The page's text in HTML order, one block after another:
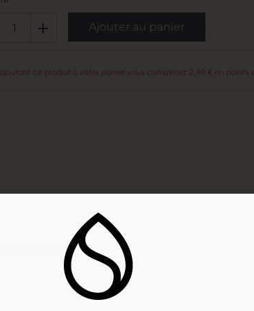
Ajouter au panier
ajoutant ce produit à votre panier vous cumulerez 2,40 € en points
ou l'étiquette.